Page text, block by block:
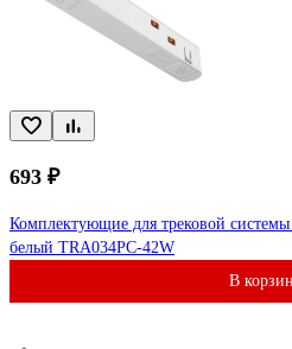
693 ₽
Комплектующие для трековой
белый TRA034PC-42W
В